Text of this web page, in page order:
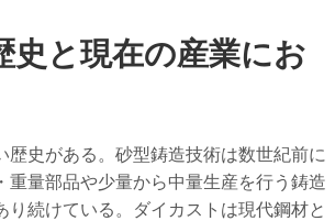
史と現在の産業にお
歴史がある。砂型鋳造技術は数世紀前に
重量部品や少量から中量生産を行う鋳造
り続けている。ダイカストは現代鋼材と